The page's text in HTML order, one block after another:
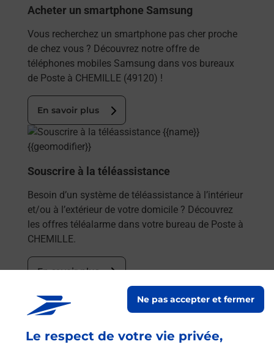
Le respect de votre vie privée,
Ne pas accepter et fermer
Acheter un smartphone Samsung
Vous recherchez un smartphone pas cher proche
de chez vous ? Découvrez notre offre de
téléphones mobiles Samsung dans vos bureaux
de Poste à CHEMILLE (49120) !
En savoir plus
En savoir plus
Souscrire à la téléassistance
Besoin d’un système de téléassistance à l’intérieur
et/ou à l’extérieur de votre domicile ? Découvrez
les offres téléalarme dans votre bureau de Poste à
CHEMILLE.
En savoir plus
Code de la route auto ou moto